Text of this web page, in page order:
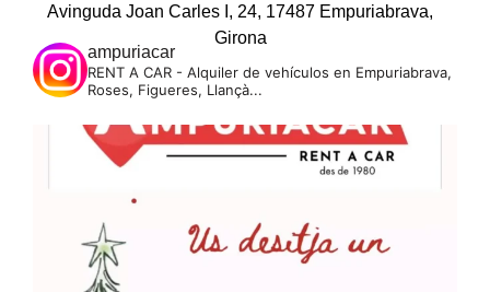
Avinguda Joan Carles I, 24, 17487 Empuriabrava,
Girona
ampuriacar
RENT A CAR - Alquiler de vehículos en Empuriabrava,
Roses, Figueres, Llançà...